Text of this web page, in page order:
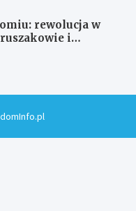
rewolucja w
i